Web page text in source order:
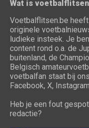
Wat is
Voetbalflitsen.be
originele
ludieke insteek. Je
content rond o.a. de
buitenland, de
Belgisch
voetbalfan staat bij
Facebook, X,
Heb je een fout
redactie?